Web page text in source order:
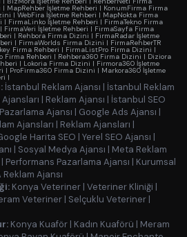
| MapRehber İşletme Rehberi | KonumFirma Firma
| WebFira İşletme Rehberi | MapNokta Firma
| FirmaLinko İşletme Rehberi | FirmaTekno Firma
| FirmaVeri İşletme Rehberi | FirmaSayfa Firma
| Rehbora Firma Dizini | FirmaRadar İşletme
| FirmaWorlds Firma Dizini | FirmaRehberTR
Firma Rehberi | FirmaListPro Firma Dizini |
Firma Rehberi | Rehbera360 Firma Dizini | Diziora
| Lokoria Firma Dizini | Firmora360 İşletme
| ProFirma360 Firma Dizini | Markora360 İşletme
|
İstanbul Reklam Ajansı | İstanbul Reklam
| Reklam Ajansı | İstanbul SEO
Ajansı | Google Ads Ajansı |
Ajansları | Reklam Ajansları |
Harita SEO | Yerel SEO Ajansı |
| Sosyal Medya Ajansı | Meta Reklam
| Performans Pazarlama Ajansı | Kurumsal
Reklam Ajansı
Konya Veteriner | Veteriner Kliniği |
Veteriner | Selçuklu Veteriner |
Konya Kuaför | Kadın Kuaförü | Meram